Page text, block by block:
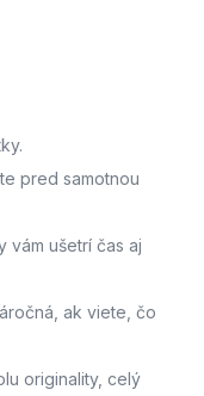
pred samotnou
vám ušetrí čas aj
ak viete, čo
originality, celý